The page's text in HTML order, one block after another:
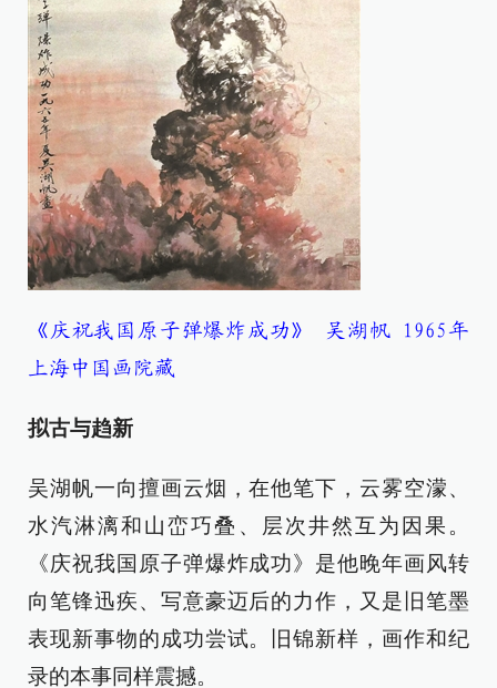
《庆祝我国原子弹爆炸成功》 吴湖帆 1965年
上海中国画院藏
拟古与趋新
吴湖帆一向擅画云烟，在他笔下，云雾空濛、
水汽淋漓和山峦巧叠、层次井然互为因果。
《庆祝我国原子弹爆炸成功》是他晚年画风转
向笔锋迅疾、写意豪迈后的力作，又是旧笔墨
表现新事物的成功尝试。旧锦新样，画作和纪
录的本事同样震撼。